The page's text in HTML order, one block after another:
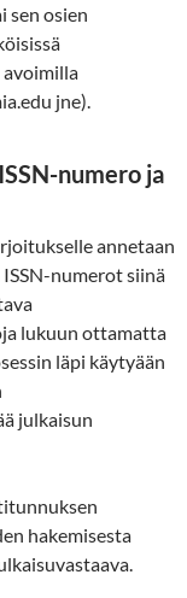
osien
jne).
numero ja
annetaan
numerot siinä
lukuun ottamatta
läpi käytyään
julkaisun
hakemisesta